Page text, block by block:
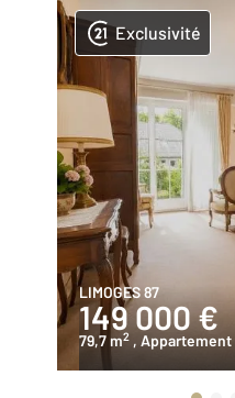
Exclusivité
LIMOGES 87
149 000 €
79,7 m2 , Appartement